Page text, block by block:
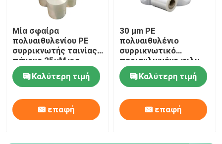
Μία σφαίρα
πολυαιθυλενίου PE
συρρικνωτής ταινίας
πάχους 25μM για
συσκευασία ποτών
Καλύτερη τιμή
επαφή
30 μm PE
πολυαιθυλένιο
συρρικνωτικό
περιτυλιγμένο φιλμ
κάλυψης για τροφή
και ποτόΚαλύτερη τιμή
επαφή